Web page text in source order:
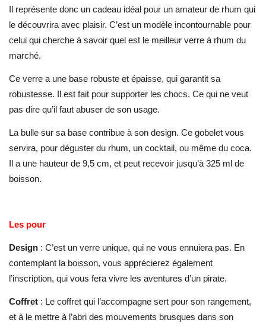
Il représente donc un cadeau idéal pour un amateur de rhum qui
le découvrira avec plaisir. C’est un modèle incontournable pour
celui qui cherche à savoir quel est le meilleur verre à rhum du
marché.
Ce verre a une base robuste et épaisse, qui garantit sa
robustesse. Il est fait pour supporter les chocs. Ce qui ne veut
pas dire qu’il faut abuser de son usage.
La bulle sur sa base contribue à son design. Ce gobelet vous
servira, pour déguster du rhum, un cocktail, ou même du coca.
Il a une hauteur de 9,5 cm, et peut recevoir jusqu’à 325 ml de
boisson.
Les pour
Design : C’est un verre unique, qui ne vous ennuiera pas. En
contemplant la boisson, vous apprécierez également
l’inscription, qui vous fera vivre les aventures d’un pirate.
Coffret : Le coffret qui l’accompagne sert pour son rangement,
et à le mettre à l’abri des mouvements brusques dans son